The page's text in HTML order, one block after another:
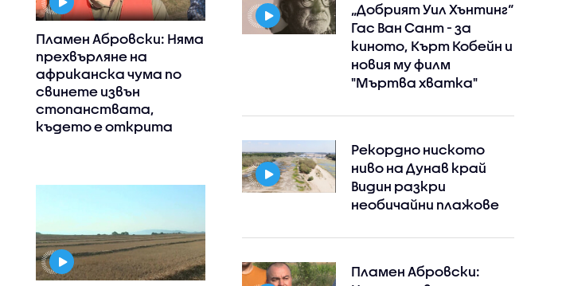
Пламен Абровски: Няма
прехвърляне на
африканска чума по
свинете извън
стопанствата,
където е открита
„Добрият Уил Хънтинг“
Гас Ван Сант - за
киното, Кърт Кобейн и
новия му филм
"Мъртва хватка"
Рекордно ниското
ниво на Дунав край
Видин разкри
необичайни плажове
Пламен Абровски: